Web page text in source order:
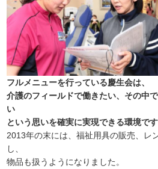
フルメニューを行っている慶生会は、
介護のフィールドで働きたい、その中
い
という思いを確実に実現できる環境です
2013年の末には、福祉用具の販売、レ
し、
物品も扱うようになりました。